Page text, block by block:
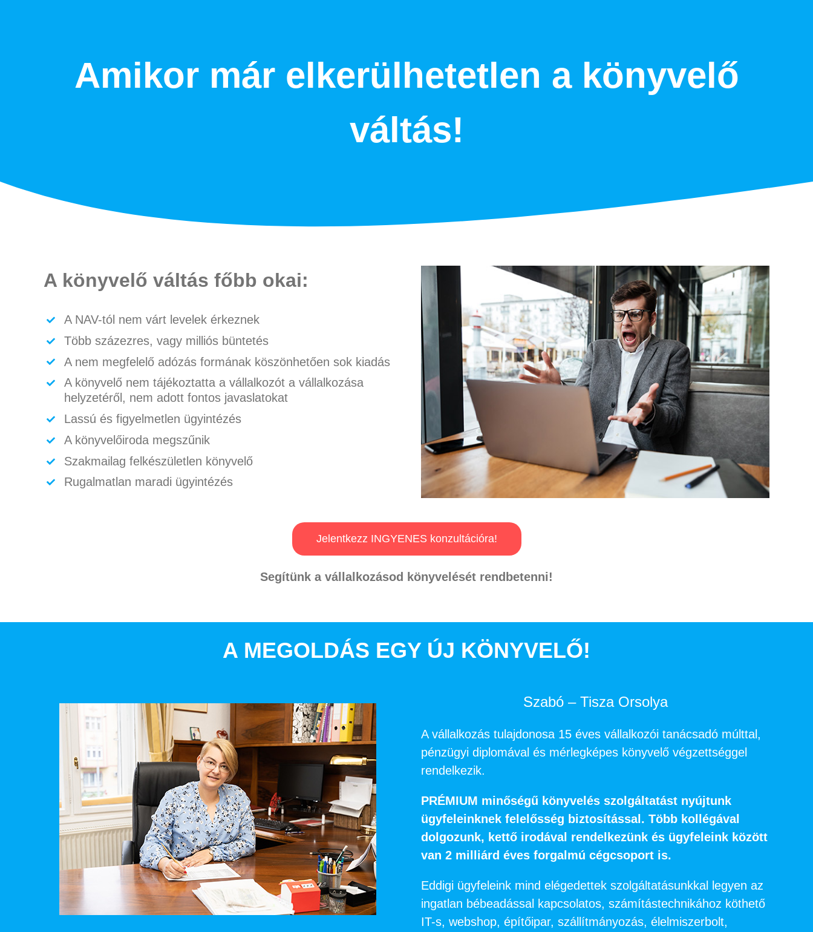
Amikor már elkerülhetetlen a könyvelő
váltás!
A könyvelő váltás főbb okai:
A NAV-tól nem várt levelek érkeznek
Több százezres, vagy milliós büntetés
A nem megfelelő adózás formának köszönhetően sok kiadás
A könyvelő nem tájékoztatta a vállalkozót a vállalkozása
helyzetéről, nem adott fontos javaslatokat
Lassú és figyelmetlen ügyintézés
A könyvelőiroda megszűnik
Szakmailag felkészületlen könyvelő
Rugalmatlan maradi ügyintézés
Jelentkezz INGYENES konzultációra!
Segítünk a vállalkozásod könyvelését rendbetenni!
A MEGOLDÁS EGY ÚJ KÖNYVELŐ!
Szabó – Tisza Orsolya
A vállalkozás tulajdonosa 15 éves vállalkozói tanácsadó múlttal,
pénzügyi diplomával és mérlegképes könyvelő végzettséggel
rendelkezik.
PRÉMIUM minőségű könyvelés szolgáltatást nyújtunk
ügyfeleinknek felelősség biztosítással. Több kollégával
dolgozunk, kettő irodával rendelkezünk és ügyfeleink között
van 2 milliárd éves forgalmú cégcsoport is.
Eddigi ügyfeleink mind elégedettek szolgáltatásunkkal legyen az
ingatlan bébeadással kapcsolatos, számítástechnikához köthető
IT-s, webshop, építőipar, szállítmányozás, élelmiszerbolt,